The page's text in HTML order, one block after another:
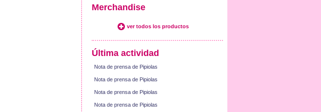
Merchandise
ver todos los productos
Última actividad
Nota de prensa de Pipiolas
Nota de prensa de Pipiolas
Nota de prensa de Pipiolas
Nota de prensa de Pipiolas